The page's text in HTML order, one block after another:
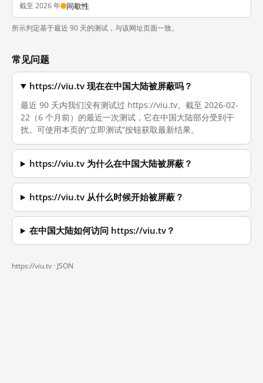
截至 2026 年 间歇性
所示判定基于最近 90 天的测试，与该网址页面一致。
常见问题
https://viu.tv 现在在中国大陆被屏蔽吗？
最近 90 天内我们没有测试过 https://viu.tv。截至 2026-02-
22（6 个月前）的最近一次测试，它在中国大陆部分受到干
扰。可使用本页的“立即测试”按钮获取最新结果。
https://viu.tv 为什么在中国大陆被屏蔽？
https://viu.tv 从什么时候开始被屏蔽？
在中国大陆如何访问 https://viu.tv？
https://viu.tv · JSON